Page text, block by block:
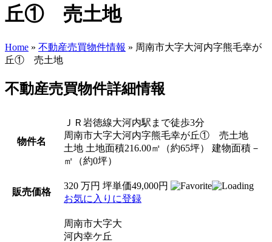
丘① 売土地
Home » 不動産売買物件情報 » 周南市大字大河内字熊毛幸が
丘① 売土地
不動産売買物件詳細情報
物件名
ＪＲ岩徳線大河内駅まで徒歩3分
周南市大字大河内字熊毛幸が丘① 売土地
土地 土地面積216.00㎡（約65坪）
建物面積－
㎡（約0坪）
販売価格
320 万円 坪単価49,000円
お気に入りに登録
周南市大字大
河内幸ケ丘